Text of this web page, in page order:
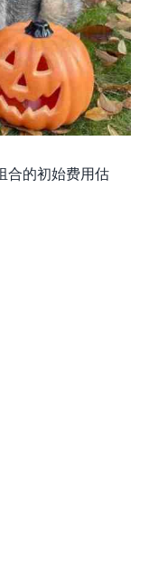
合的初始费用估